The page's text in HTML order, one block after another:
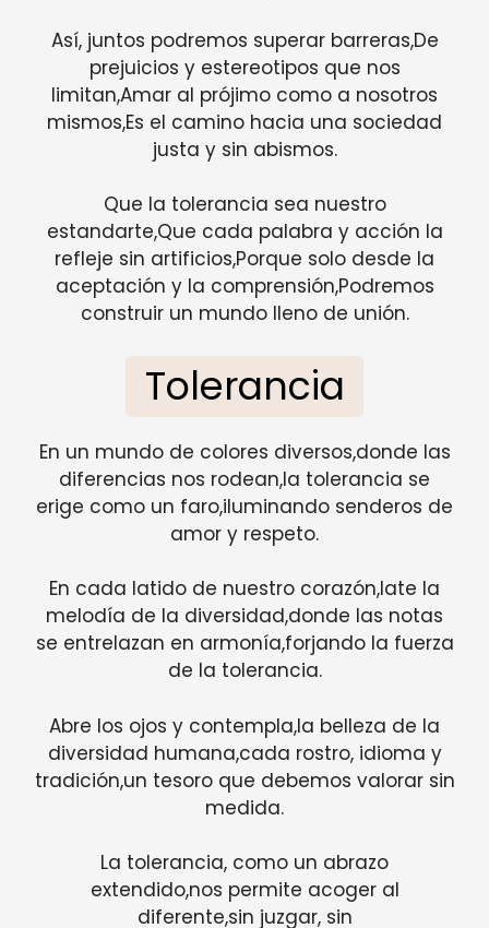
Así, juntos podremos superar barreras,De
prejuicios y estereotipos que nos
limitan,Amar al prójimo como a nosotros
mismos,Es el camino hacia una sociedad
justa y sin abismos.
Que la tolerancia sea nuestro
estandarte,Que cada palabra y acción la
refleje sin artificios,Porque solo desde la
aceptación y la comprensión,Podremos
construir un mundo lleno de unión.
Tolerancia
En un mundo de colores diversos,donde las
diferencias nos rodean,la tolerancia se
erige como un faro,iluminando senderos de
amor y respeto.
En cada latido de nuestro corazón,late la
melodía de la diversidad,donde las notas
se entrelazan en armonía,forjando la fuerza
de la tolerancia.
Abre los ojos y contempla,la belleza de la
diversidad humana,cada rostro, idioma y
tradición,un tesoro que debemos valorar sin
medida.
La tolerancia, como un abrazo
extendido,nos permite acoger al
diferente,sin juzgar, sin